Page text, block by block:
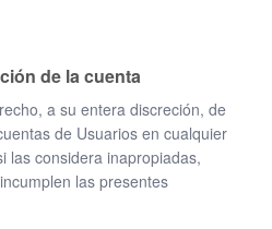
de la cuenta
a su entera discreción, de
de Usuarios en cualquier
las considera inapropiadas,
las presentes